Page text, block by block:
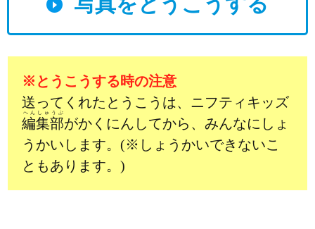
※とうこうする時の注意
送ってくれたとうこうは、ニフティキッズ
編集部
へんしゅうぶ
がかくにんしてから、みんなにしょ
うかいします。(※しょうかいできないこ
ともあります。)